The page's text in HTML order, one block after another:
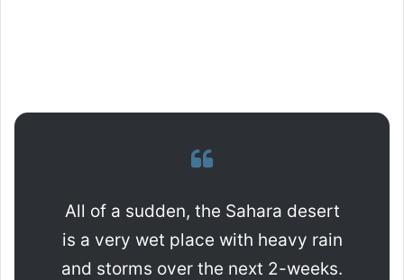
All of a sudden, the Sahara desert
is a very wet place with heavy rain
and storms over the next 2-weeks.